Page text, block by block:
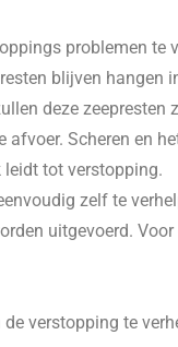
problemen te
blijven hangen
deze zeepresten
Scheren en
tot verstopping.
zelf te
uitgevoerd.
verstopping te